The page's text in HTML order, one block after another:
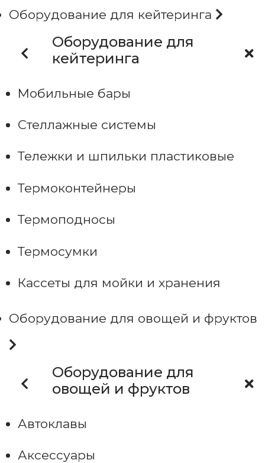
Оборудование для кейтеринга
Оборудование для
кейтеринга
Мобильные бары
Стеллажные системы
Тележки и шпильки пластиковые
Термоконтейнеры
Термоподносы
Термосумки
Кассеты для мойки и хранения
Оборудование для овощей и фруктов
Оборудование для
овощей и фруктов
Автоклавы
Аксессуары